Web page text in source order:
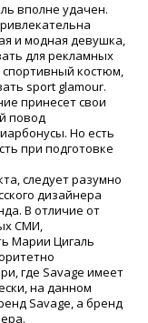
вполне удачен.
и модная девушка,
для рекламных
костюм,
sport glamour.
принесет свои
повод
Но есть
при подготовке
следует разумно
дизайнера
В отличие от
СМИ,
Марии Цигаль
где Savage имеет
на данном
Savage, а бренд